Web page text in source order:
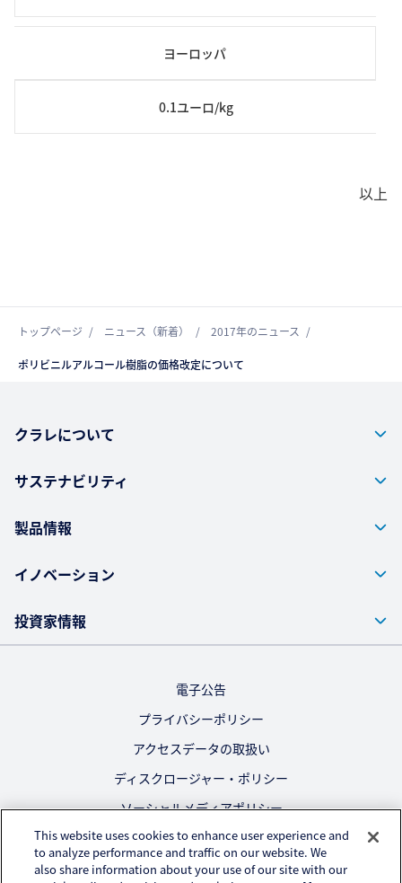
ヨーロッパ
0.1ユーロ/kg
以上
トップページ ニュース（新着） 2017年のニュース
ポリビニルアルコール樹脂の価格改定について
クラレについて
サステナビリティ
製品情報
イノベーション
投資家情報
電子公告
プライバシーポリシー
アクセスデータの取扱い
ディスクロージャー・ポリシー
ソーシャルメディアポリシー
ご利用にあたって
This website uses cookies to enhance user experience and
to analyze performance and traffic on our website. We
also share information about your use of our site with our